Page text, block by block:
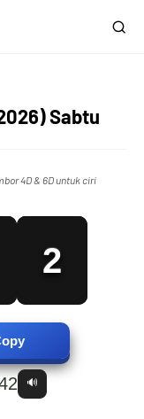
Sabtu
4D & 6D untuk ciri
1
2
3
🔊